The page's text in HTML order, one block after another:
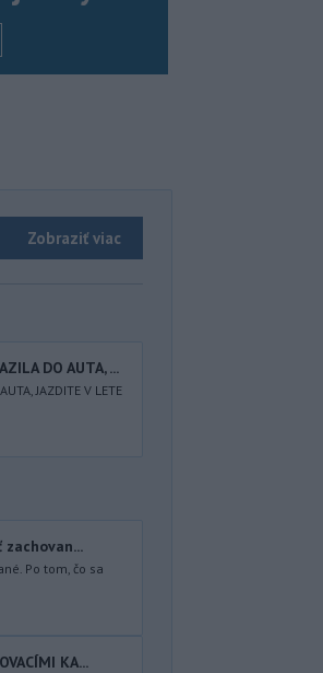
Zobraziť viac
DO AUTA, ...
JAZDITE V LETE
Po tom, čo sa
KA...